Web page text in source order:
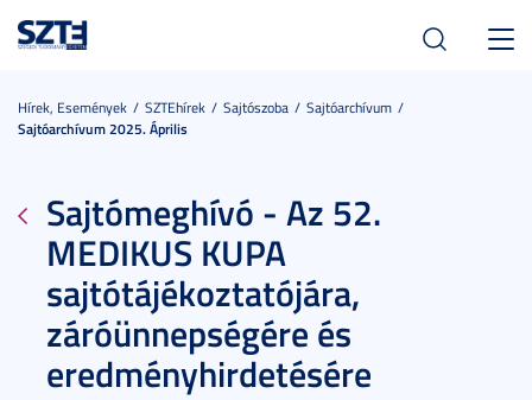
Hírek, Események SZTEhírek Sajtószoba
Sajtóarchívum
Sajtóarchívum 2025. Április
Sajtómeghívó - Az 52.
MEDIKUS KUPA
sajtótájékoztatójára,
záróünnepségére és
eredményhirdetésére